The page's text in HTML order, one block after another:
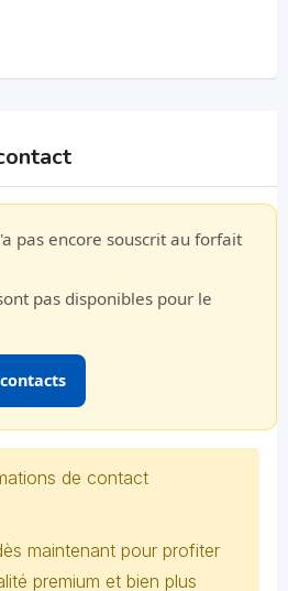
pas encore souscrit au forfait
pas disponibles pour le
de contact
maintenant pour profiter
premium et bien plus